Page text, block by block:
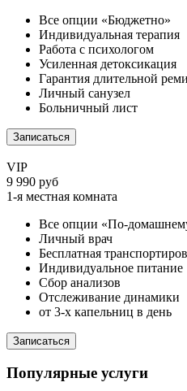
Все опции «Бюджетно»
Индивидуальная терапия
Работа с психологом
Усиленная детоксикация
Гарантия длительной
Личный санузел
Больничный лист
Записаться
VIP
9 990 руб
1-я местная комната
Все опции «По-
Личный врач
Бесплатная
Индивидуальное питание
Сбор анализов
Отслеживание динамики
от 3-х капельниц в день
Записаться
Популярные услуги